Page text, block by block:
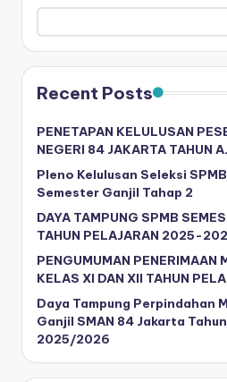
Recent Posts
PENETAPAN KELULUSAN
NEGERI 84 JAKARTA TAHUN
Pleno Kelulusan Seleksi
Semester Ganjil Tahap 2
DAYA TAMPUNG SPMB
TAHUN PELAJARAN 2025-
PENGUMUMAN PENERIMAAN
KELAS XI DAN XII TAHUN
Daya Tampung Perpindahan
Ganjil SMAN 84 Jakarta
2025/2026